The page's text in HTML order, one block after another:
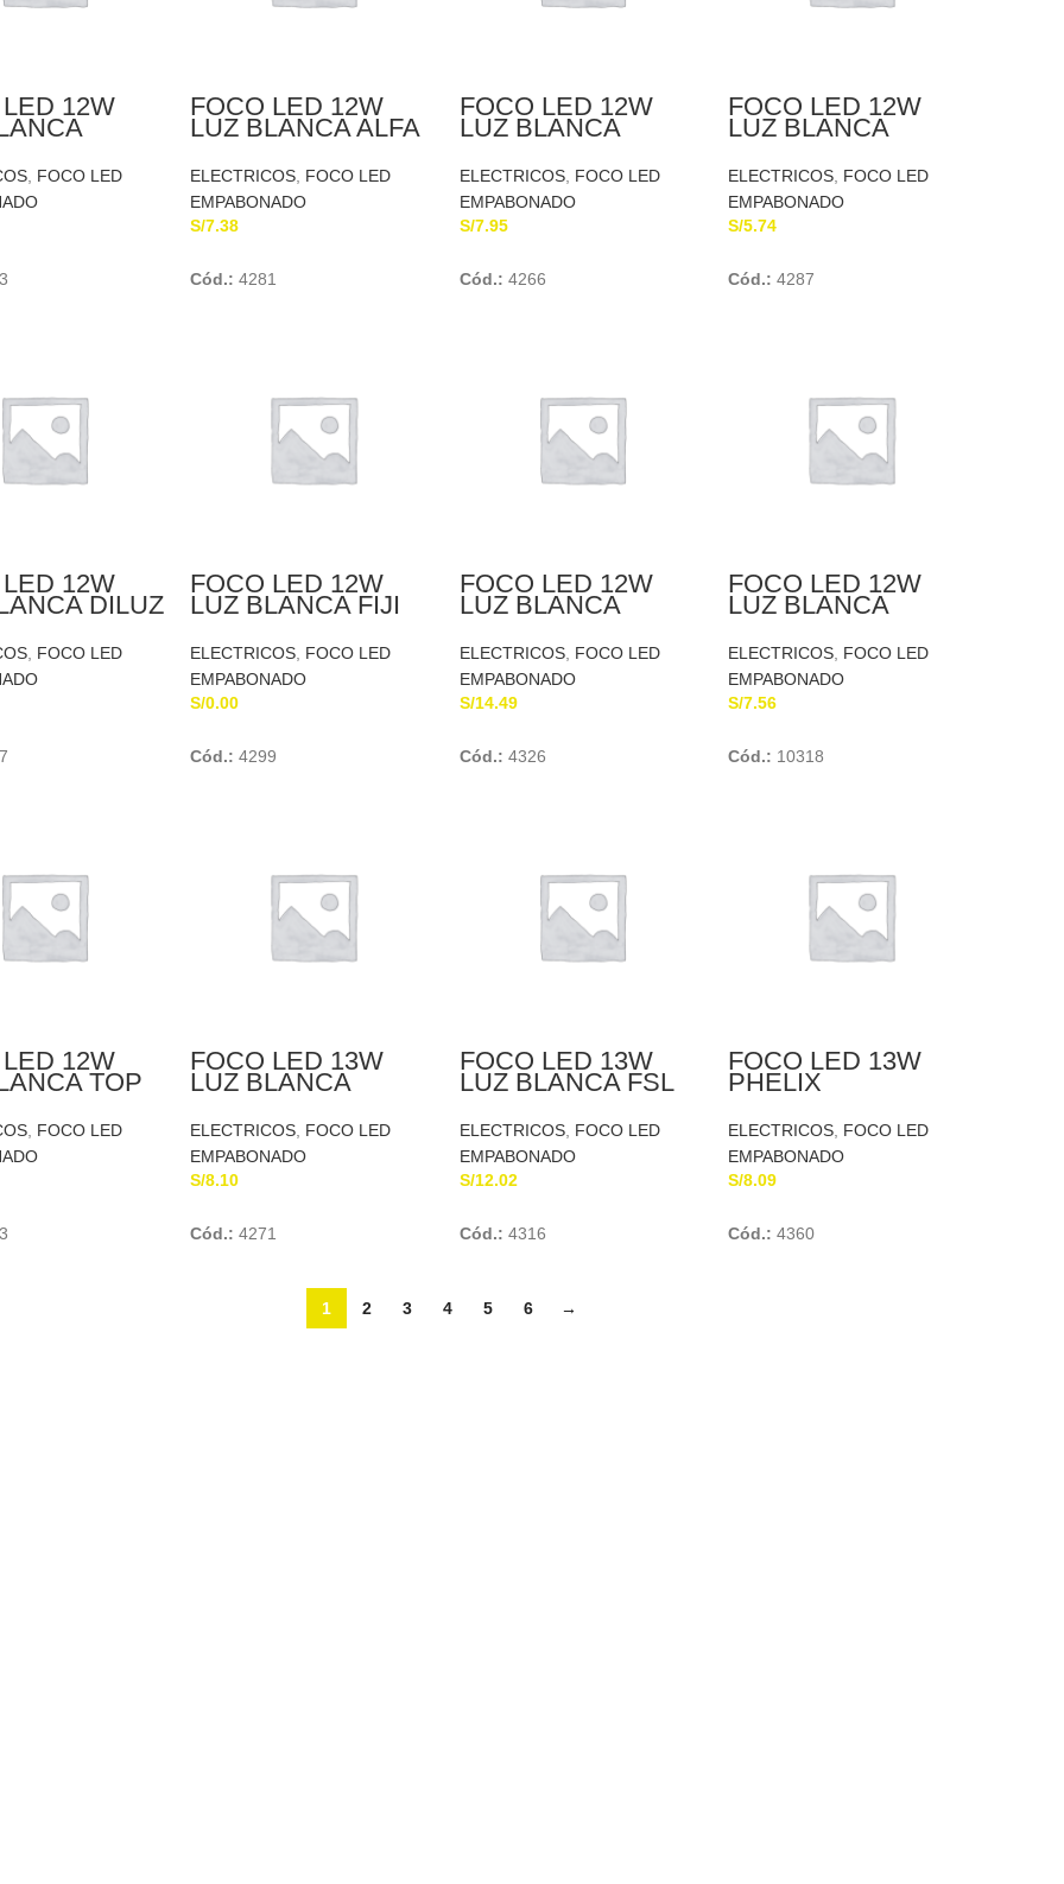
12W
, FOCO LED
FOCO LED 12W
LUZ BLANCA ALFA
ELECTRICOS, FOCO LED
EMPABONADO
S/7.38
Cód.: 4281
FOCO LED 12W
LUZ BLANCA
ELECTRICOS, FOCO LED
EMPABONADO
S/7.95
Cód.: 4266
FOCO LED 12W
LUZ BLANCA
ELECTRICOS, FOCO LED
EMPABONADO
S/5.74
Cód.: 4287
12W
DILUZ
, FOCO LED
FOCO LED 12W
LUZ BLANCA FIJI
ELECTRICOS FOCO LED
EMPABONADO
S/0.00
Cód.: 4299
FOCO LED 12W
LUZ BLANCA
ELECTRICOS, FOCO LED
EMPABONADO
S/14.49
Cód.: 4326
FOCO LED 12W
LUZ BLANCA
ELECTRICOS FOCO LED
EMPABONADO
S/7.56
Cód.: 10318
12W
TOP
, FOCO LED
FOCO LED 13W
LUZ BLANCA
ELECTRICOS FOCO LED
EMPABONADO
S/8.10
Cód.: 4271
FOCO LED 13W
LUZ BLANCA FSL
ELECTRICOS, FOCO LED
EMPABONADO
S/12.02
Cód.: 4316
FOCO LED 13W
PHELIX
ELECTRICOS FOCO LED
EMPABONADO
S/8.09
Cód.: 4360
1 2 3 4 5 6 →